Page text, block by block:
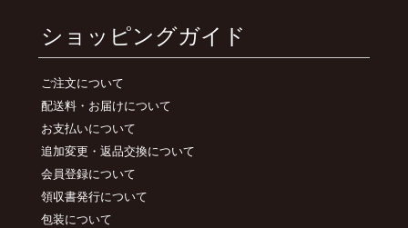
ショッピングガイド
ご注文について
配送料・お届けについて
お支払いについて
追加変更・返品交換について
会員登録について
領収書発行について
包装について